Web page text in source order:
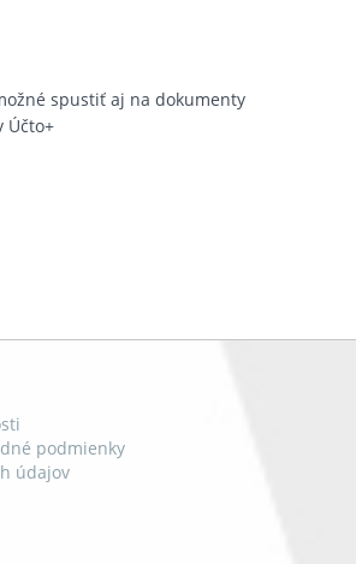
spustiť aj na dokumenty
Účto+
podmienky
údajov